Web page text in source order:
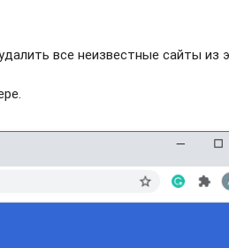
все неизвестные сайты из